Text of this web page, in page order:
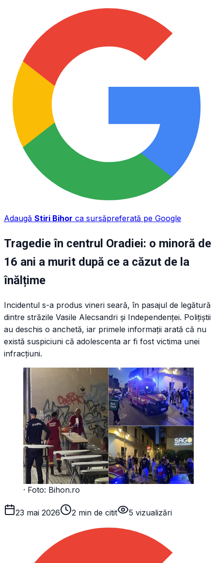
Adaugă Stiri Bihor ca sursăpreferată pe Google
Tragedie în centrul Oradiei: o minoră de
16 ani a murit după ce a căzut de la
înălțime
Incidentul s-a produs vineri seară, în pasajul de legătură
dintre străzile Vasile Alecsandri și Independenței. Polițiștii
au deschis o anchetă, iar primele informații arată că nu
există suspiciuni că adolescenta ar fi fost victima unei
infracțiuni.
· Foto: Bihon.ro
23 mai 2026 2 min de citit 5 vizualizări